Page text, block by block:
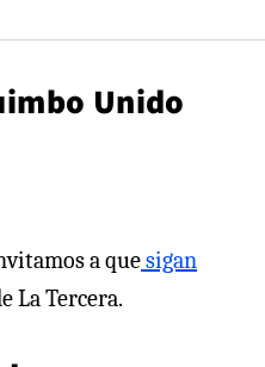
Unido
a quesigan
La Tercera.